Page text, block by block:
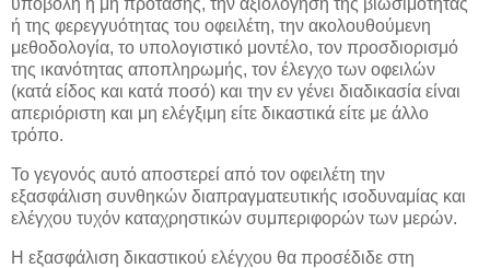
υποβολή ή μη πρότασης, την αξιολόγηση της βιωσιμότητας
ή της φερεγγυότητας του οφειλέτη, την ακολουθούμενη
μεθοδολογία, το υπολογιστικό μοντέλο, τον προσδιορισμό
της ικανότητας αποπληρωμής, τον έλεγχο των οφειλών
(κατά είδος και κατά ποσό) και την εν γένει διαδικασία είναι
απεριόριστη και μη ελέγξιμη είτε δικαστικά είτε με άλλο
τρόπο.
Το γεγονός αυτό αποστερεί από τον οφειλέτη την
εξασφάλιση συνθηκών διαπραγματευτικής ισοδυναμίας και
ελέγχου τυχόν καταχρηστικών συμπεριφορών των μερών.
Η εξασφάλιση δικαστικού ελέγχου θα προσέδιδε στη